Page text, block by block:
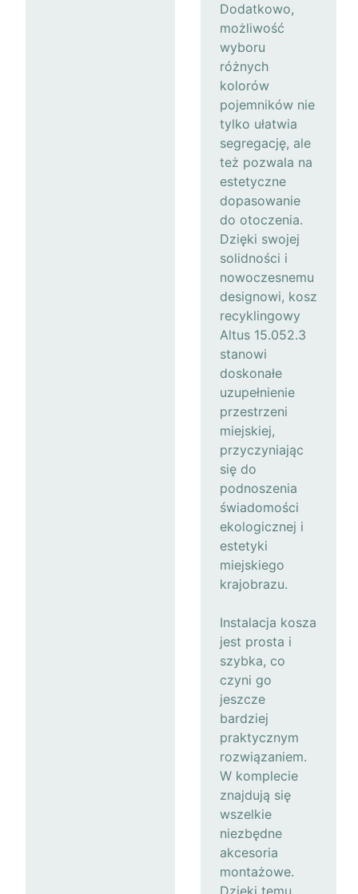
Dodatkowo,
możliwość
wyboru
różnych
kolorów
pojemników nie
tylko ułatwia
segregację, ale
też pozwala na
estetyczne
dopasowanie
do otoczenia.
Dzięki swojej
solidności i
nowoczesnemu
designowi, kosz
recyklingowy
Altus 15.052.3
stanowi
doskonałe
uzupełnienie
przestrzeni
miejskiej,
przyczyniając
się do
podnoszenia
świadomości
ekologicznej i
estetyki
miejskiego
krajobrazu.
Instalacja kosza
jest prosta i
szybka, co
czyni go
jeszcze
bardziej
praktycznym
rozwiązaniem.
W komplecie
znajdują się
wszelkie
niezbędne
akcesoria
montażowe.
Dzięki temu